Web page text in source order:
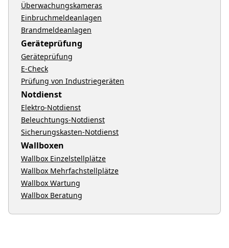
Überwachungskameras
Einbruchmeldeanlagen
Brandmeldeanlagen
Geräteprüfung
Geräteprüfung
E-Check
Prüfung von Industriegeräten
Notdienst
Elektro-Notdienst
Beleuchtungs-Notdienst
Sicherungskasten-Notdienst
Wallboxen
Wallbox Einzelstellplätze
Wallbox Mehrfachstellplätze
Wallbox Wartung
Wallbox Beratung